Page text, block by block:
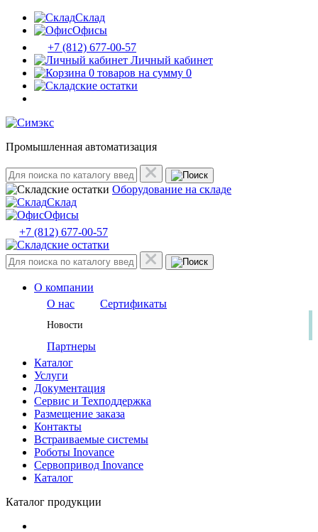
Склад
Офисы
+7 (812) 677-00-57
Личный кабинет
0 товаров на сумму 0
Промышленная автоматизация
Оборудование на складе
Склад
Офисы
+7 (812) 677-00-57
О компании
О нас
Сертификаты
Новости
Партнеры
Каталог
Услуги
Документация
Сервис и Техподдержка
Размещение заказа
Контакты
Встраиваемые системы
Роботы Inovance
Сервопривод Inovance
Каталог
Каталог продукции